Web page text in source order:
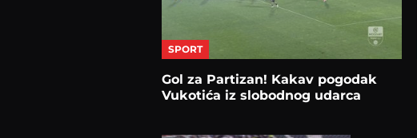
SPORT
Gol za Partizan! Kakav pogodak
Vukotića iz slobodnog udarca